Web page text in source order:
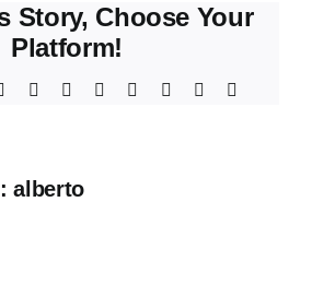
FEMENINO
2024/2025
Story, Choose Your
Platform!
LinkedInWhatsAppTelegram
TumblrPinterest Xing
alberto